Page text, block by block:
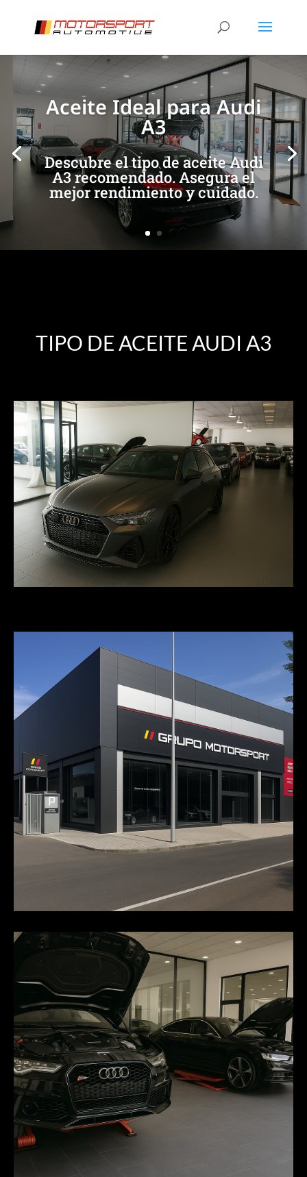
Aceite Ideal para Audi
A3
Descubre el tipo de aceite Audi
A3 recomendado. Asegura el
mejor rendimiento y cuidado.
[/et_pb_slide][/et_pb_slide]
TIPO DE ACEITE AUDI A3